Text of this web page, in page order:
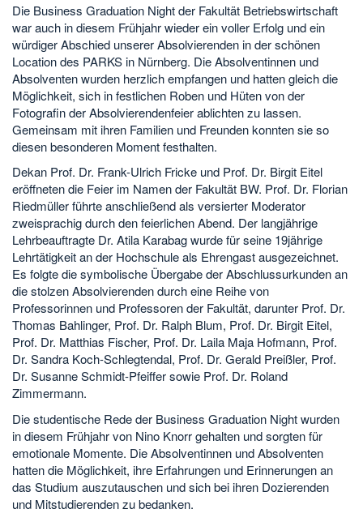
Die Business Graduation Night der Fakultät Betriebswirtschaft
war auch in diesem Frühjahr wieder ein voller Erfolg und ein
würdiger Abschied unserer Absolvierenden in der schönen
Location des PARKS in Nürnberg. Die Absolventinnen und
Absolventen wurden herzlich empfangen und hatten gleich die
Möglichkeit, sich in festlichen Roben und Hüten von der
Fotografin der Absolvierendenfeier ablichten zu lassen.
Gemeinsam mit ihren Familien und Freunden konnten sie so
diesen besonderen Moment festhalten.
Dekan Prof. Dr. Frank-Ulrich Fricke und Prof. Dr. Birgit Eitel
eröffneten die Feier im Namen der Fakultät BW. Prof. Dr. Florian
Riedmüller führte anschließend als versierter Moderator
zweisprachig durch den feierlichen Abend. Der langjährige
Lehrbeauftragte Dr. Atila Karabag wurde für seine 19jährige
Lehrtätigkeit an der Hochschule als Ehrengast ausgezeichnet.
Es folgte die symbolische Übergabe der Abschlussurkunden an
die stolzen Absolvierenden durch eine Reihe von
Professorinnen und Professoren der Fakultät, darunter Prof. Dr.
Thomas Bahlinger, Prof. Dr. Ralph Blum, Prof. Dr. Birgit Eitel,
Prof. Dr. Matthias Fischer, Prof. Dr. Laila Maja Hofmann, Prof.
Dr. Sandra Koch-Schlegtendal, Prof. Dr. Gerald Preißler, Prof.
Dr. Susanne Schmidt-Pfeiffer sowie Prof. Dr. Roland
Zimmermann.
Die studentische Rede der Business Graduation Night wurden
in diesem Frühjahr von Nino Knorr gehalten und sorgten für
emotionale Momente. Die Absolventinnen und Absolventen
hatten die Möglichkeit, ihre Erfahrungen und Erinnerungen an
das Studium auszutauschen und sich bei ihren Dozierenden
und Mitstudierenden zu bedanken.